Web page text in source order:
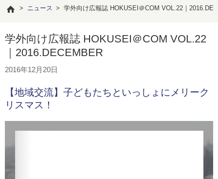
> ニュース > 学外向け広報誌 HOKUSEI＠COM VOL.22｜
学外向け広報誌 HOKUSEI＠COM VOL.22
｜2016.DECEMBER
2016年12月20日
【地域交流】子どもたちといっしょにメリーク
リスマス！